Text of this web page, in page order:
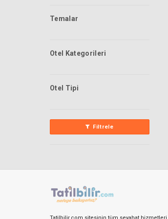
Temalar
Otel Kategorileri
Otel Tipi
Filtrele